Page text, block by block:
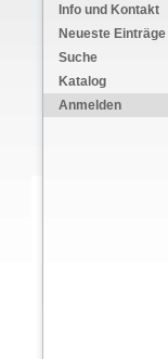
Info und Kontakt
Neueste Einträge
Suche
Katalog
Anmelden